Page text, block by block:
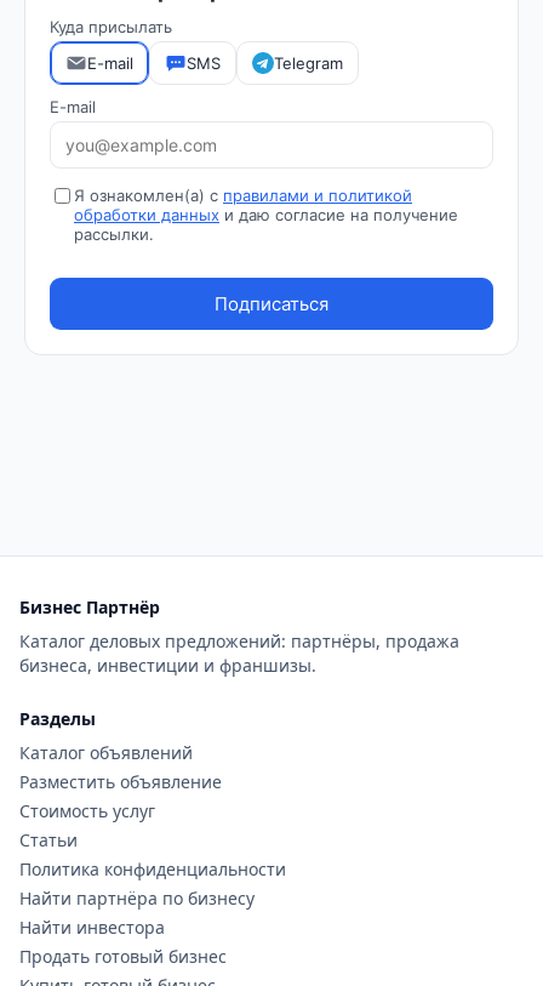
Бизнес Партнёр
Каталог деловых предложений: партнёры, продажа
бизнеса, инвестиции и франшизы.
Разделы
Каталог объявлений
Разместить объявление
Стоимость услуг
Статьи
Политика конфиденциальности
Найти партнёра по бизнесу
Найти инвестора
Продать готовый бизнес